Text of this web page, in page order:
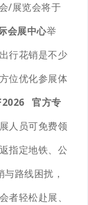
/展览会将于
会展中心举
行花销是不少
位优化参展体
官方专
人员可免费领
指定地铁、公
路线困扰，
者轻松赴展、